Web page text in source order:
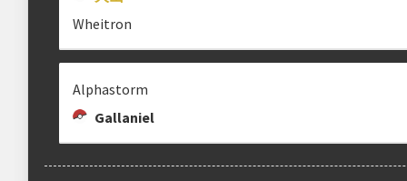
Wheitron
Alphastorm
Gallaniel